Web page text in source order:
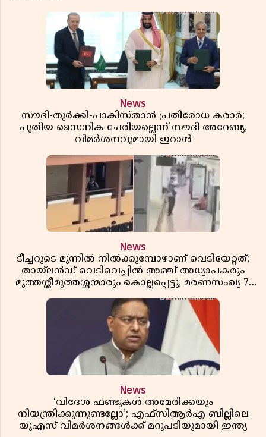
News
സൗദി-തുർക്കി-പാകിസ്താൻ പ്രതിരോധ കരാർ;
പുതിയ സൈനിക ചേരിയല്ലെന്ന് സൗദി അറേബ്യ,
വിമർശനവുമായി ഇറാൻ
News
ടീച്ചറുടെ മുന്നിൽ നിൽക്കുമ്പോഴാണ് വെടിയേറ്റത്;
തായ്‌ലൻഡ് വെടിവെപ്പിൽ അഞ്ച് അധ്യാപകരും
മുത്തശ്ശീമുത്തശ്ശന്മാരും കൊല്ലപ്പെട്ടു, മരണസംഖ്യ 7;
News
‘വിദേശ ഫണ്ടുകൾ അമേരിക്കയും
നിയന്ത്രിക്കുന്നുണ്ടല്ലോ’; എഫ്സിആർഎ ബില്ലിലെ
യുഎസ് വിമർശനങ്ങൾക്ക് മറുപടിയുമായി ഇന്ത്യ